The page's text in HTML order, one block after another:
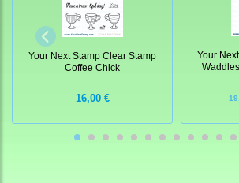
Your Next Stamp Clear Stamp
Coffee Chick
16,00 €
Your